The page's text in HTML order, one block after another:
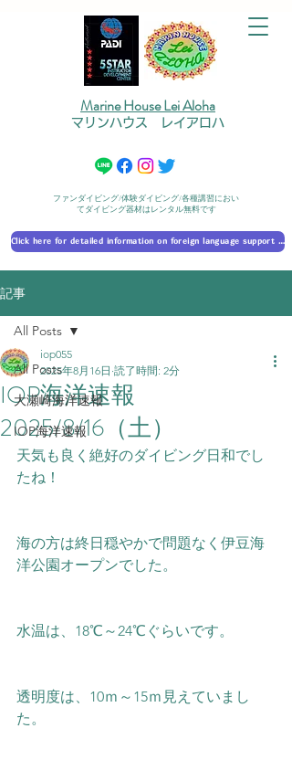
Marine House Lei Aloha
マリンハウス レイアロハ
ファンダイビング/体験ダイビング/各種講習におい
てダイビング器材はレンタル無料です
Click here for detailed information on foreign language support 外国語対応の詳細に​ついて
記事
All Posts
大瀬崎海洋速報
IOP海洋速報
All Posts
IOP海洋速報
2025/8/16（土）
iop055
2025年8月16日 読了時間: 2分
天気も良く絶好のダイビング日和でし
たね！
海の方は終日穏やかで問題なく伊豆海
洋公園オープンでした。
水温は、18℃～24℃ぐらいです。
透明度は、10ｍ～15ｍ見えていまし
た。